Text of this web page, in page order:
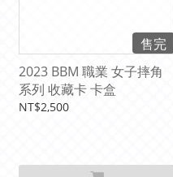
售完
2023 BBM 職業 女子摔角
系列 收藏卡 卡盒
NT$2,500